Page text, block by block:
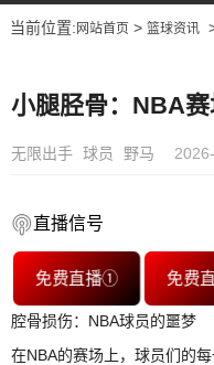
当前位置: 网站首页> 篮球资讯
小腿胫骨：NBA
无限出手 球员 野马
直播信号
免费直播① 免费
腔骨损伤：NBA球员的噩梦
在NBA的赛场上，球员们的